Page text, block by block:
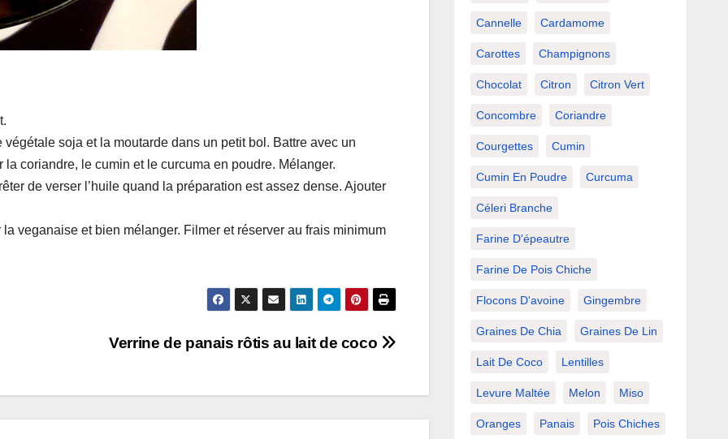
soja et la moutarde dans un petit bol. Battre avec un
coriandre, le cumin et le curcuma en poudre. Mélanger.
de verser l’huile quand la préparation est assez dense. Ajouter
veganaise et bien mélanger. Filmer et réserver au frais minimum
Verrine de panais rôtis au lait de coco
Cannelle Cardamome
Carottes Champignons
Chocolat Citron Citron Vert
Concombre Coriandre
Courgettes Cumin
Cumin En Poudre Curcuma
Céleri Branche
Farine D'épeautre
Farine De Pois Chiche
Flocons D'avoine Gingembre
Graines De Chia Graines De Lin
Lait De Coco Lentilles
Levure Maltée Melon Miso
Oranges Panais Pois Chiches